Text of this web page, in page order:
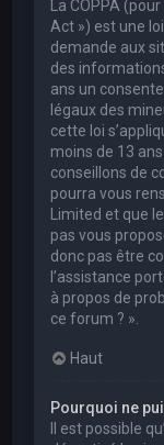
La COPPA
Act ») est une
demande aux
des
ans un
légaux des
cette loi
moins de 13
conseillons de
pourra vous
Limited et que
pas vous
donc pas être
l’assistance
à propos de
ce forum ? ».
Haut
Pourquoi ne
Il est possible